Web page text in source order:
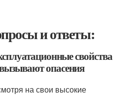
и ответы:
свойства
опасения
на свои высокие